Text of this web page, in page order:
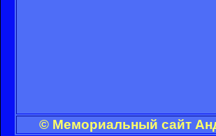
© Мемориальный сайт